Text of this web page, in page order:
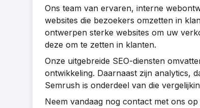
Ons team van ervaren, interne
websites die bezoekers omzetten in
ontwerpen sterke websites om uw
deze om te zetten in klanten.
Onze uitgebreide SEO-diensten
ontwikkeling. Daarnaast zijn analytics,
Semrush is onderdeel van die
Neem vandaag nog contact met ons